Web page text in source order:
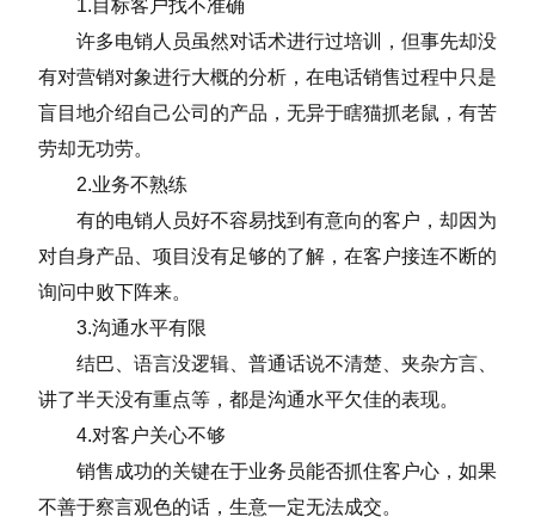
1.目标客户找不准确
许多电销人员虽然对话术进行过培训，但事先却没
有对营销对象进行大概的分析，在电话销售过程中只是
盲目地介绍自己公司的产品，无异于瞎猫抓老鼠，有苦
劳却无功劳。
2.业务不熟练
有的电销人员好不容易找到有意向的客户，却因为
对自身产品、项目没有足够的了解，在客户接连不断的
询问中败下阵来。
3.沟通水平有限
结巴、语言没逻辑、普通话说不清楚、夹杂方言、
讲了半天没有重点等，都是沟通水平欠佳的表现。
4.对客户关心不够
销售成功的关键在于业务员能否抓住客户心，如果
不善于察言观色的话，生意一定无法成交。